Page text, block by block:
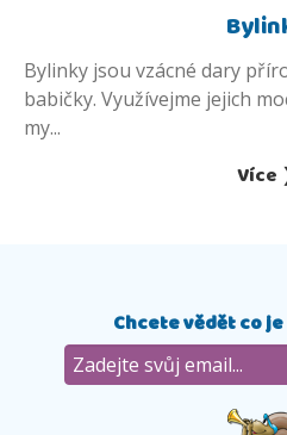
Bylinky jsou vzácné dary
babičky. Využívejme jejich
my...
Více
Chcete vědět co